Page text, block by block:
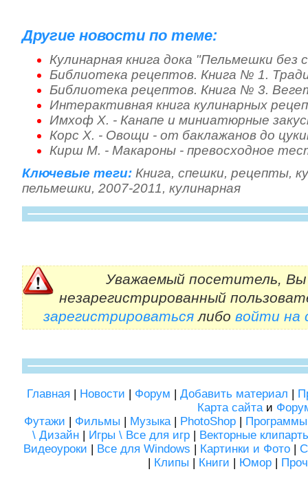
Другие новости по теме:
Кулинарная книга дока "Пельмешки без
Библиотека рецептов. Книга № 1.
Библиотека рецептов. Книга № 3.
Интерактивная книга кулинарных
Имхоф Х. - Канапе и миниатюрные
Корс Х. - Овощи - от баклажанов до
Кирш М. - Макароны - превосходное
Ключевые теги: Книга, спешки, рецепты,
пельмешки, 2007-2011, кулинарная
Уважаемый посетитель, Вы
незарегистрированный
зарегистрироватьсялибо войти на
Главная | Новости | Форум | Добавить материал |
Карта сайтаи
Футажи | Фильмы | Музыка| PhotoShop | Программы
\ Дизайн | Игры \ Все для игр | Векторные
Видеоуроки | Все для Windows | Картинки и Фото|
| Клипы | Книги | Юмор |